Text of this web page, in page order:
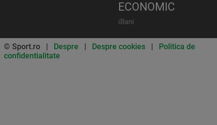
ECONOMIC
iBani
© Sport.ro | Despre | Despre cookies | Politica de
confidentialitate